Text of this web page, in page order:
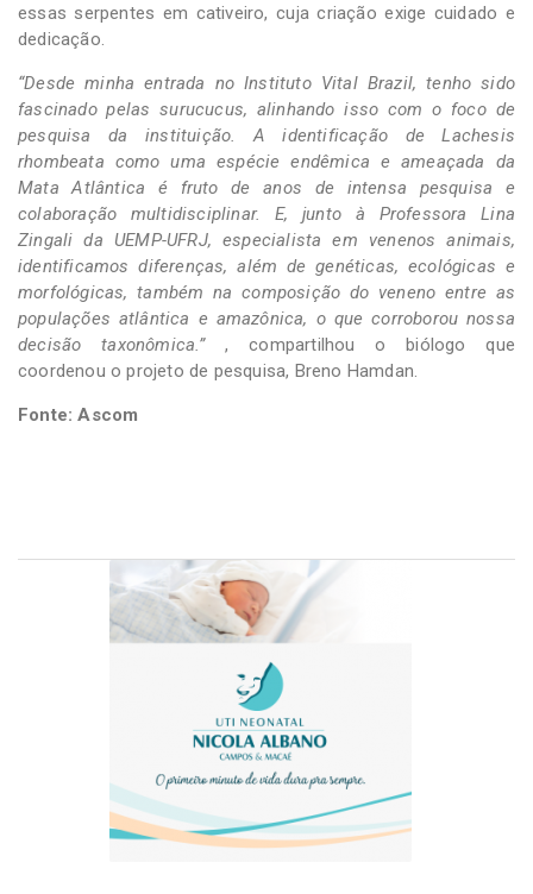
essas serpentes em cativeiro, cuja criação exige cuidado e
dedicação.
“Desde minha entrada no Instituto Vital Brazil, tenho sido
fascinado pelas surucucus, alinhando isso com o foco de
pesquisa da instituição. A identificação de Lachesis
rhombeata como uma espécie endêmica e ameaçada da
Mata Atlântica é fruto de anos de intensa pesquisa e
colaboração multidisciplinar. E, junto à Professora Lina
Zingali da UEMP-UFRJ, especialista em venenos animais,
identificamos diferenças, além de genéticas, ecológicas e
morfológicas, também na composição do veneno entre as
populações atlântica e amazônica, o que corroborou nossa
decisão taxonômica.”, compartilhou o biólogo que
coordenou o projeto de pesquisa, Breno Hamdan.
Fonte: Ascom